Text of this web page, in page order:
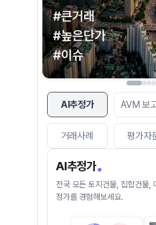
AI추정가 AVM 보
거래사례 평가자
AI추정가
전국 모든 토지건물, 집합건물,
정가를 경험해보세요.